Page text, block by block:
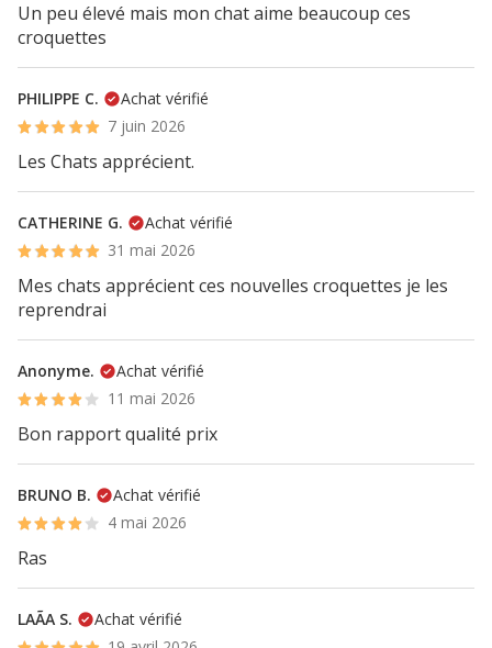
Un peu élevé mais mon chat aime beaucoup ces
croquettes
PHILIPPE C.
Achat vérifié
7 juin 2026
Les Chats apprécient.
CATHERINE G.
Achat vérifié
31 mai 2026
Mes chats apprécient ces nouvelles croquettes je les
reprendrai
Anonyme.
Achat vérifié
11 mai 2026
Bon rapport qualité prix
BRUNO B.
Achat vérifié
4 mai 2026
Ras
LAÃA S.
Achat vérifié